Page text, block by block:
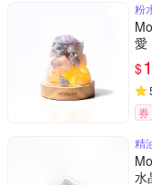
粉
愛
$
券
精
水